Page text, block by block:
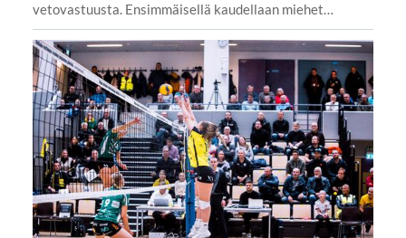
vetovastuusta. Ensimmäisellä kaudellaan miehet…